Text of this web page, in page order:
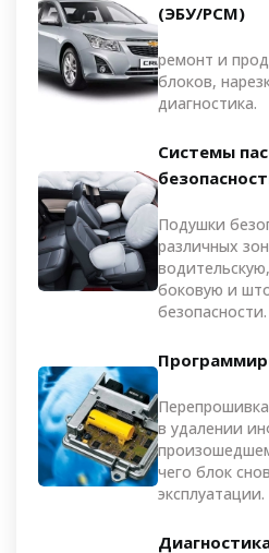
(ЭБУ/PCM)
ремонт и
блоков,
диагностика.
Системы
Подушки
различных
боковую и
безопасности.
в удалении
чего блок
эксплуатации.